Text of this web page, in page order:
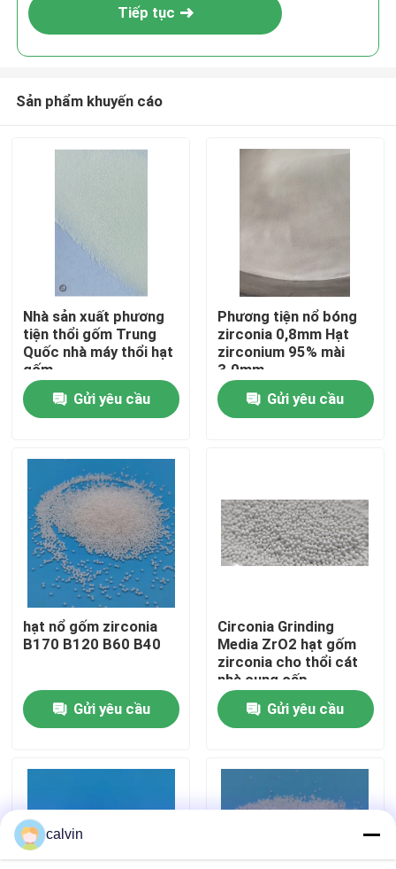
Nhà
Sản phẩm
Về chúng tôi
Tham quan nhà máy
Kiểm soát chất lượng
Liên hệ chúng tôi
Yêu cầu báo giá
Gốm nổ mài mòn
Tiếp tục
Sản phẩm khuyến cáo
Nhà sản xuất phương
tiện thổi gốm Trung
Quốc nhà máy thổi hạt
gốm
Gửi yêu cầu
Phương tiện nổ bóng
zirconia 0,8mm Hạt
zirconium 95% mài
3.0mm
Gửi yêu cầu
hạt nổ gốm zirconia
B170 B120 B60 B40
Gửi yêu cầu
Circonia Grinding
Media ZrO2 hạt gốm
zirconia cho thổi cát
nhà cung cấp
Gửi yêu cầu
calvin